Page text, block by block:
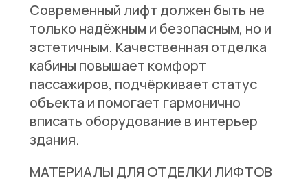
Современный лифт должен быть не
только надёжным и безопасным, но и
эстетичным. Качественная отделка
кабины повышает комфорт
пассажиров, подчёркивает статус
объекта и помогает гармонично
вписать оборудование в интерьер
здания.
МАТЕРИАЛЫ ДЛЯ ОТДЕЛКИ ЛИФТОВ